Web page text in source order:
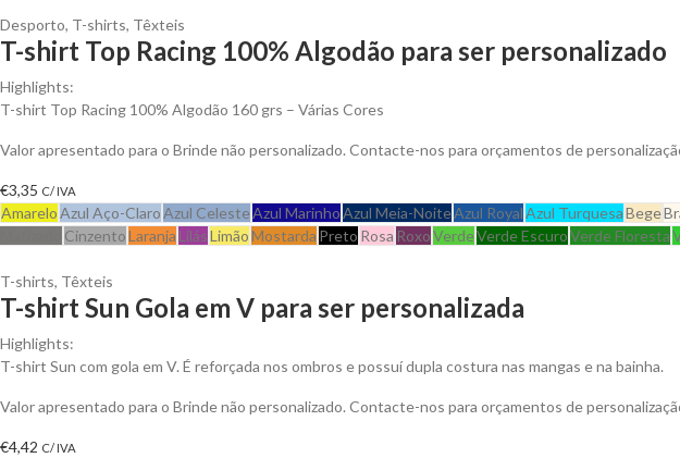
Desporto, T-shirts, Têxteis
T-shirt Top Racing 100% Algodão para ser personalizado
Highlights:
T-shirt Top Racing 100% Algodão 160 grs – Várias Cores
Valor apresentado para o Brinde não personalizado. Contacte-nos para orçamentos de
€3,35 C/ IVA
AmareloAzul Aço-ClaroAzul CelesteAzul MarinhoAzul Meia-NoiteAzul RoyalAzul TurquesaBege
CinzentoLaranja LilásLimãoMostarda Preto Rosa RoxoVerdeVerde EscuroVerde Floresta
T-shirts, Têxteis
T-shirt Sun Gola em V para ser personalizada
Highlights:
T-shirt Sun com gola em V. É reforçada nos ombros e possuí dupla costura nas mangas e na bainha.
Valor apresentado para o Brinde não personalizado. Contacte-nos para orçamentos de
€4,42 C/ IVA